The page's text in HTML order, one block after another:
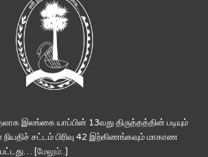
இலங்கை யாப்பின் 13வது திருத்தத்தின் படியும்
சட்டம் பிரிவு 42 இற்கிணங்கவும் மாகாண
[மேலும்..]